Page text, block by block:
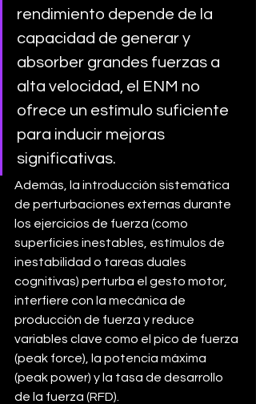
rendimiento depende de la
capacidad de generar y
absorber grandes fuerzas a
alta velocidad, el ENM no
ofrece un estímulo suficiente
para inducir mejoras
significativas.
Además, la introducción sistemática
de perturbaciones externas durante
los ejercicios de fuerza (como
superficies inestables, estímulos de
inestabilidad o tareas duales
cognitivas) perturba el gesto motor,
interfiere con la mecánica de
producción de fuerza y reduce
variables clave como el pico de fuerza
(peak force), la potencia máxima
(peak power) y la tasa de desarrollo
de la fuerza (RFD).